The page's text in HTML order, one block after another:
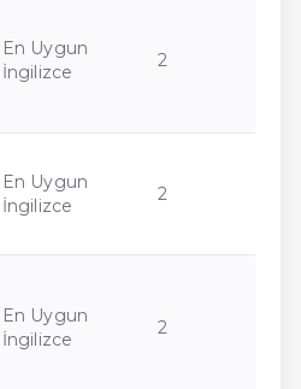
En Uygun
İngilizce
2
En Uygun
İngilizce
2
En Uygun
İngilizce
2